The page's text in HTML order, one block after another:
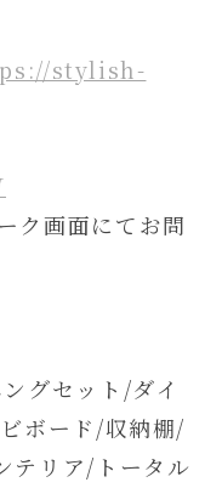
stylish-
ク画面にてお問
グセット/ダイ
ボード/収納棚/
テリア/トータル